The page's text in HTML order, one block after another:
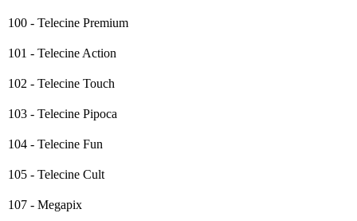
100 - Telecine Premium
101 - Telecine Action
102 - Telecine Touch
103 - Telecine Pipoca
104 - Telecine Fun
105 - Telecine Cult
107 - Megapix